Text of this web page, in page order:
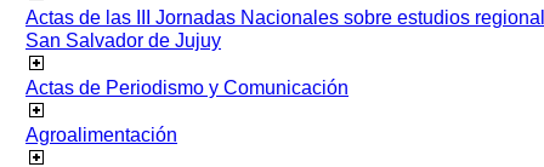
Actas de las III Jornadas Nacionales sobre estudios
San Salvador de Jujuy
Actas de Periodismo y Comunicación
Agroalimentación